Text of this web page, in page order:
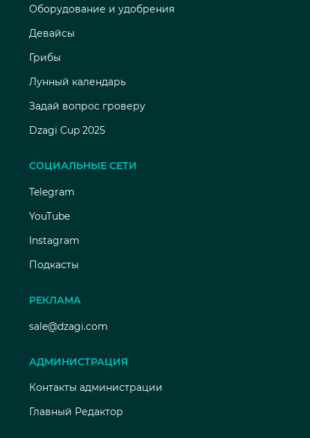
Оборудование и удобрения
Девайсы
Грибы
Лунный календарь
Задай вопрос гроверу
Dzagi Cup 2025
СОЦИАЛЬНЫЕ СЕТИ
Telegram
YouTube
Instagram
Подкасты
РЕКЛАМА
sale@dzagi.com
АДМИНИСТРАЦИЯ
Контакты администрации
Главный Редактор